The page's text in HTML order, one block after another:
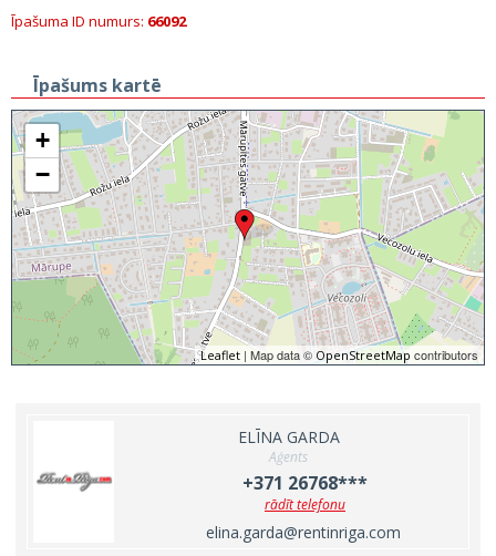
Īpašuma ID numurs: 66092
Īpašums kartē
+
−
Leaflet | Map data © OpenStreetMap contributors
ELĪNA GARDA
Aģents
+371 26768***
rādīt telefonu
elina.garda@rentinriga.com